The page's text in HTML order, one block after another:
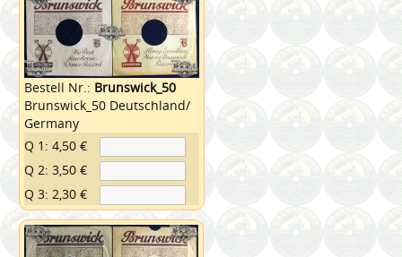
Bestell Nr.: Brunswick_50
Brunswick_50 Deutschland/
Germany
Q 1: 4,50 €
Q 2: 3,50 €
Q 3: 2,30 €